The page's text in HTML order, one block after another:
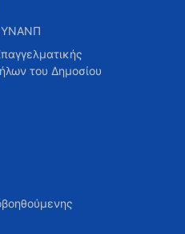
ΥΝΑΝΠ
του Δημοσίου